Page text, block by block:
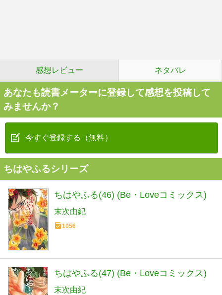
感想レビュー ネタバレ
あなたも読書メーターに登録して感想を投稿して
みませんか？
今すぐ登録する（無料）
ちはやふるシリーズ
ちはやふる(46) (Be・Loveコミックス)
末次由紀
1056
ちはやふる(47) (Be・Loveコミックス)
末次由紀